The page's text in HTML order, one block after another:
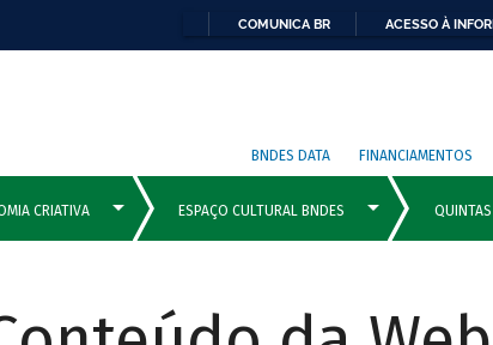
COMUNICA BR ACESSO À
BNDES DATA FINANCIAMENTOS